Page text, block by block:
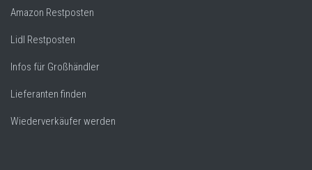
Amazon Restposten
Lidl Restposten
Infos für Großhändler
Lieferanten finden
Wiederverkäufer werden